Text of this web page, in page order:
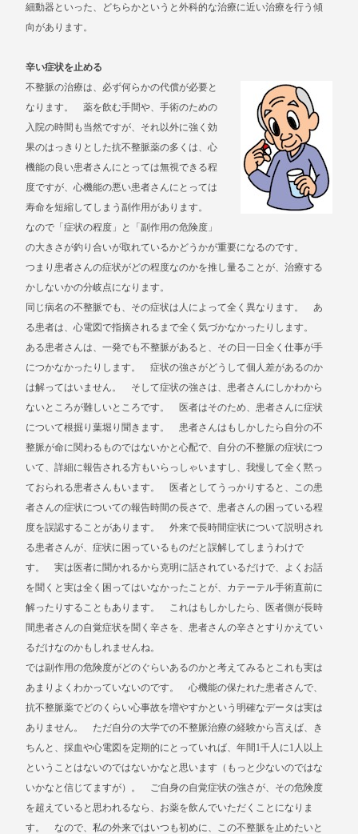
細動器といった、どちらかというと外科的な治療に近い治療を行う傾
向があります。
辛い症状を止める
不整脈の治療は、必ず何らかの代償が必要と
なります。 薬を飲む手間や、手術のための
入院の時間も当然ですが、それ以外に強く効
果のはっきりとした抗不整脈薬の多くは、心
機能の良い患者さんにとっては無視できる程
度ですが、心機能の悪い患者さんにとっては
寿命を短縮してしまう副作用があります。
なので「症状の程度」と「副作用の危険度」
の大きさが釣り合いが取れているかどうかが重要になるのです。
つまり患者さんの症状がどの程度なのかを推し量ることが、治療する
かしないかの分岐点になります。
同じ病名の不整脈でも、その症状は人によって全く異なります。 あ
る患者は、心電図で指摘されるまで全く気づかなかったりします。
ある患者さんは、一発でも不整脈があると、その日一日全く仕事が手
につかなかったりします。 症状の強さがどうして個人差があるのか
は解ってはいません。 そして症状の強さは、患者さんにしかわから
ないところが難しいところです。 医者はそのため、患者さんに症状
について根掘り葉堀り聞きます。 患者さんはもしかしたら自分の不
整脈が命に関わるものではないかと心配で、自分の不整脈の症状につ
いて、詳細に報告される方もいらっしゃいますし、我慢して全く黙っ
ておられる患者さんもいます。 医者としてうっかりすると、この患
者さんの症状についての報告時間の長さで、患者さんの困っている程
度を誤認することがあります。 外来で長時間症状について説明され
る患者さんが、症状に困っているものだと誤解してしまうわけで
す。 実は医者に聞かれるから克明に話されているだけで、よくお話
を聞くと実は全く困ってはいなかったことが、カテーテル手術直前に
解ったりすることもあります。 これはもしかしたら、医者側が長時
間患者さんの自覚症状を聞く辛さを、患者さんの辛さとすりかえてい
るだけなのかもしれませんね。
では副作用の危険度がどのぐらいあるのかと考えてみるとこれも実は
あまりよくわかっていないのです。 心機能の保たれた患者さんで、
抗不整脈薬でどのくらい心事故を増やすかという明確なデータは実は
ありません。 ただ自分の大学での不整脈治療の経験から言えば、き
ちんと、採血や心電図を定期的にとっていれば、年間1千人に1人以上
ということはないのではないかなと思います（もっと少ないのではな
いかなと信じてますが）。 ご自身の自覚症状の強さが、その危険度
を超えていると思われるなら、お薬を飲んでいただくことになりま
す。 なので、私の外来ではいつも初めに、この不整脈を止めたいと